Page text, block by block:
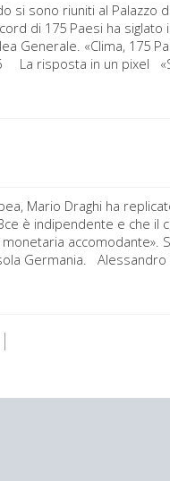
si sono riuniti al Palazzo
di 175 Paesi ha siglato
«Clima, 175
La risposta in un pixel
Mario Draghi ha
è indipendente e che il
accomodante».
Germania. Alessandro